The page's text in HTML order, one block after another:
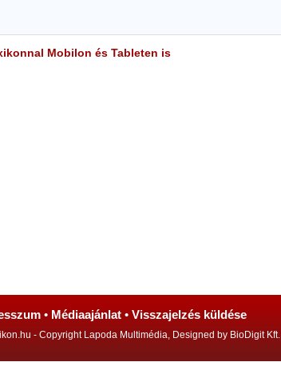
Mobilon és Tableten is
• Médiaajánlat • Visszajelzés küldése
- Copyright Lapoda Multimédia, Designed by BioDigit Kft.